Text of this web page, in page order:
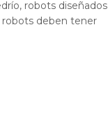
robots diseñados
robots deben tener